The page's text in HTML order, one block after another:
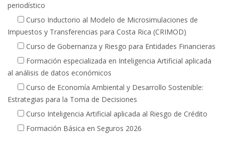
periodístico
Curso Inductorio al Modelo de Microsimulaciones de
Impuestos y Transferencias para Costa Rica (CRIMOD)
Curso de Gobernanza y Riesgo para Entidades Financieras
Formación especializada en Inteligencia Artificial aplicada
al análisis de datos económicos
Curso de Economía Ambiental y Desarrollo Sostenible:
Estrategias para la Toma de Decisiones
Curso Inteligencia Artificial aplicada al Riesgo de Crédito
Formación Básica en Seguros 2026